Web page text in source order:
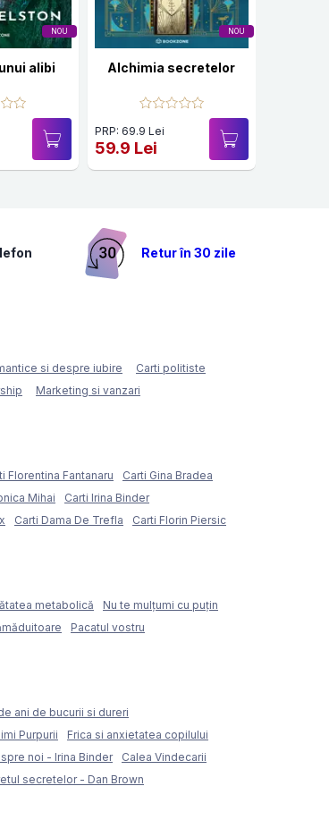
NOU
alibi
NOU
Alchimia secretelor
PRP: 69.9 Lei
59.9 Lei
Retur în 30 zile
si despre iubire
Carti politiste
Marketing si vanzari
Florentina Fantanaru
Carti Gina Bradea
Mihai
Carti Irina Binder
Carti Dama De Trefla
Carti Florin Piersic
metabolică
Nu te mulțumi cu puțin
Pacatul vostru
ani de bucurii si dureri
Purpurii
Frica si anxietatea copilului
noi - Irina Binder
Calea Vindecarii
secretelor - Dan Brown